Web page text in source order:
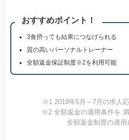
おすすめポイント！
3食摂っても結果につなげられる
質の高いパーソナルトレーナー
全額返金保証制度※2を利用可能
※1 2019年5月～7月の求人
※2 全額返金の適用条件を
全額返金制度の適用